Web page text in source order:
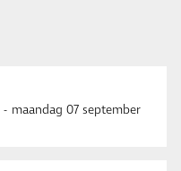
- maandag 07 september